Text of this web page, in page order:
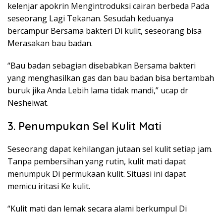
kelenjar apokrin Mengintroduksi cairan berbeda Pada
seseorang Lagi Tekanan. Sesudah keduanya
bercampur Bersama bakteri Di kulit, seseorang bisa
Merasakan bau badan.
“Bau badan sebagian disebabkan Bersama bakteri
yang menghasilkan gas dan bau badan bisa bertambah
buruk jika Anda Lebih lama tidak mandi,” ucap dr
Nesheiwat.
3. Penumpukan Sel Kulit Mati
Seseorang dapat kehilangan jutaan sel kulit setiap jam.
Tanpa pembersihan yang rutin, kulit mati dapat
menumpuk Di permukaan kulit. Situasi ini dapat
memicu iritasi Ke kulit.
“Kulit mati dan lemak secara alami berkumpul Di